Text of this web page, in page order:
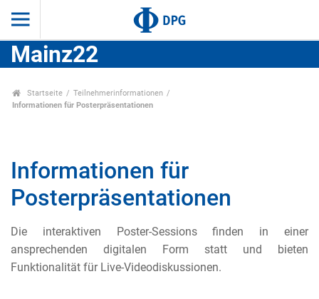
Mainz22
Startseite
Teilnehmerinformationen
Informationen für Posterpräsentationen
Informationen für
Posterpräsentationen
Die interaktiven Poster-Sessions finden in einer
ansprechenden digitalen Form statt und bieten
Funktionalität für Live-Videodiskussionen.